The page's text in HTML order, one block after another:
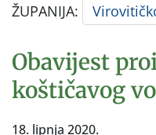
ŽUPANIJA:
Obavijest
koštičavog
18. lipnja 2020.